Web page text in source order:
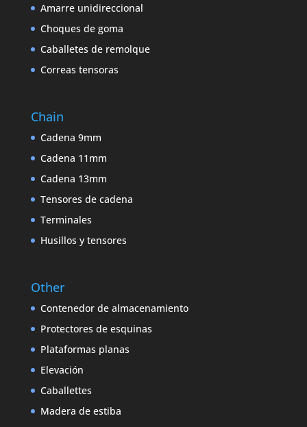
Amarre unidireccional
Choques de goma
Caballetes de remolque
Correas tensoras
Chain
Cadena 9mm
Cadena 11mm
Cadena 13mm
Tensores de cadena
Terminales
Husillos y tensores
Other
Contenedor de almacenamiento
Protectores de esquinas
Plataformas planas
Elevación
Caballettes
Madera de estiba